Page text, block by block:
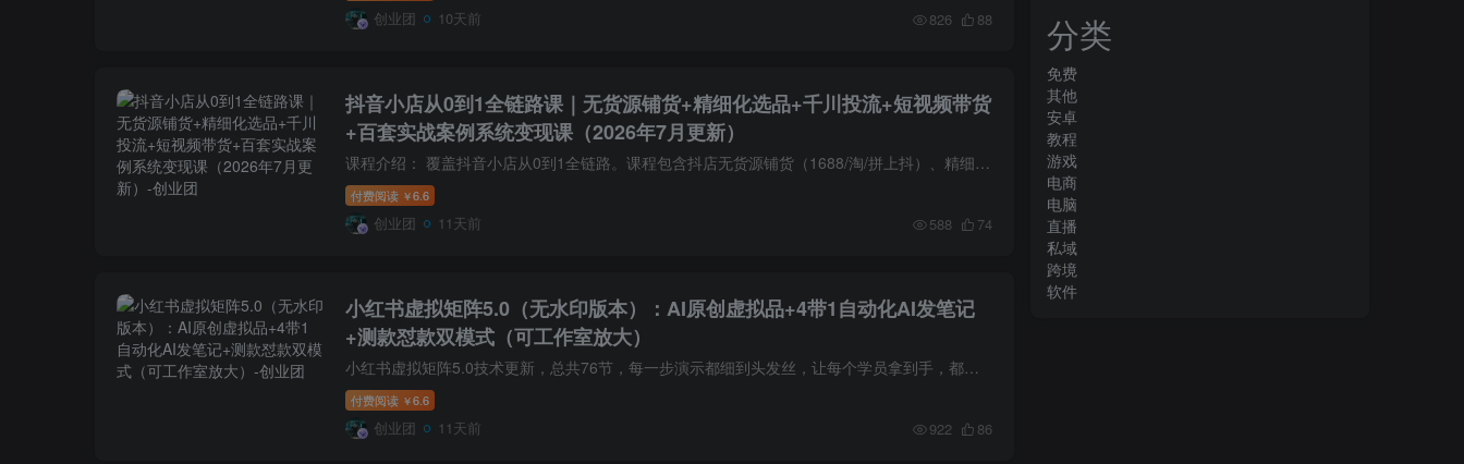
创业团 10天前 826 88
抖音小店从0到1全链路课｜无货源铺货+精细化选品+千川投流+短视频带货
+百套实战案例系统变现课（2026年7月更新）
课程介绍： 覆盖抖音小店从0到1全链路。课程包含抖店无货源铺货（1688/淘/拼上抖）、精细化选品、千川投流及短视频带货四大核心模块。更有聚水潭、店管家实操教学及2026年类目报告。特邀数十位...
付费阅读 ￥6.6
创业团 11天前 588 74
小红书虚拟矩阵5.0（无水印版本）：AI原创虚拟品+4带1自动化AI发笔记
+测款怼款双模式（可工作室放大）
小红书虚拟矩阵5.0技术更新，总共76节，每一步演示都细到头发丝，让每个学员拿到手，都能直接照着做。 边学，边照着做，边指导！这样拿结果快点！！ 这套打法，无论是拿结果的速度，还是最终结...
付费阅读 ￥6.6
创业团 11天前 922 86
分类
免费
其他
安卓
教程
游戏
电商
电脑
直播
私域
跨境
软件